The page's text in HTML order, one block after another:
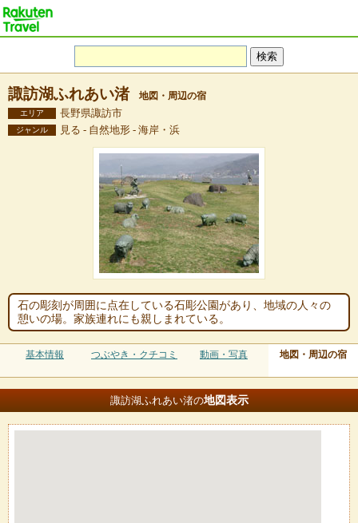
諏訪湖ふれあい渚 地図・周辺の宿
エリア 長野県諏訪市
ジャンル 見る - 自然地形 - 海岸・浜
石の彫刻が周囲に点在している石彫公園があり、地域の人々の
憩いの場。家族連れにも親しまれている。
基本情報 つぶやき・クチコミ 動画・写真 地図・周辺の宿
諏訪湖ふれあい渚の地図表示